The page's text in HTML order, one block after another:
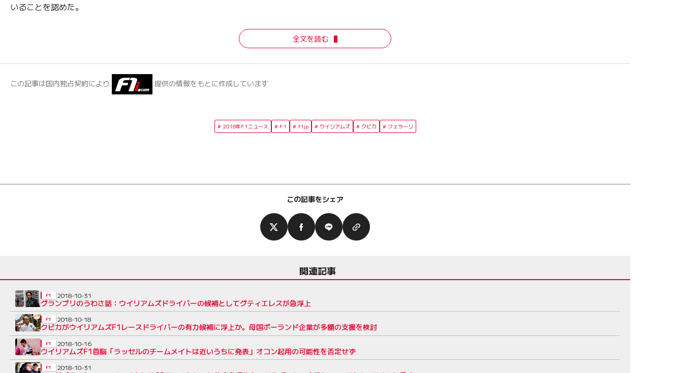
いることを認めた。
全文を読む
この記事は国内独占契約により 提供の情報をもとに作成しています
2018年F1ニュース F1 f1jp ウイリアムズ クビカ フェラーリ
この記事をシェア
関連記事
グランプリのうわさ話：ウイリアムズドライバーの候補としてグティエレスが急浮上
F1 2018-10-31
クビカがウイリアムズF1レースドライバーの有力候補に浮上か。母国ポーランド企業が多額の支援を検討
F1 2018-10-18
ウイリアムズF1首脳「ラッセルのチームメイトは近いうちに発表」オコン起用の可能性を否定せず
F1 2018-10-16
F1 2018-10-31